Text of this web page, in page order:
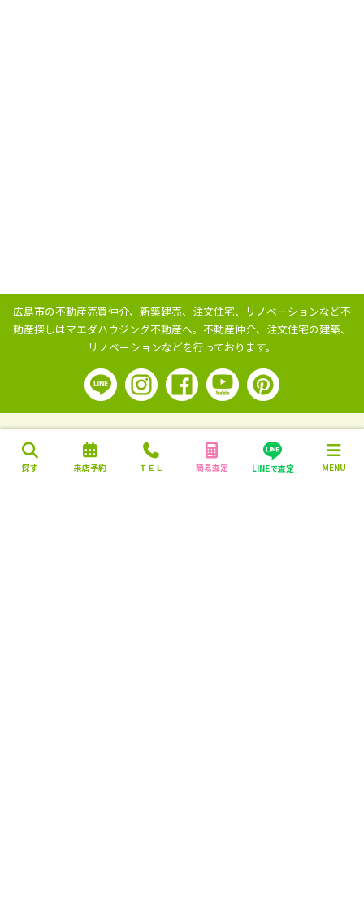
探す 来店予約 ＴＥＬ 簡易査定 LINEで査定 MENU
広島市の不動産売買仲介、新築建売、注文住宅、リノベーションなど不
動産探しはマエダハウジング不動産へ。 不動産仲介、注文住宅の建築、
リノベーションなどを行っております。